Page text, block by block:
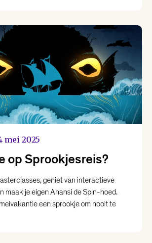
mei 2025
op Sprookjesreis?
geniet van interactieve
maak je eigen Anansi de Spin-hoed.
een sprookje om nooit te